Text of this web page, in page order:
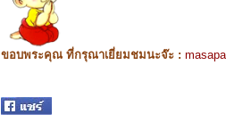
ขอบพระคุณ ที่กรุณาเยี่ยมชมนะจ๊ะ :